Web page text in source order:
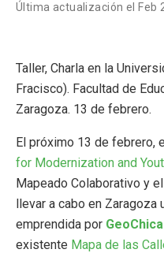
Última actualización el
Feb
Taller, Charla en la
Fracisco). Facultad de
Zaragoza. 13 de febrero.
El próximo 13 de febrero,
for Modernization and
Mapeado Colaborativo y
llevar a cabo en Zaragoza
emprendida por
existente Mapa de las